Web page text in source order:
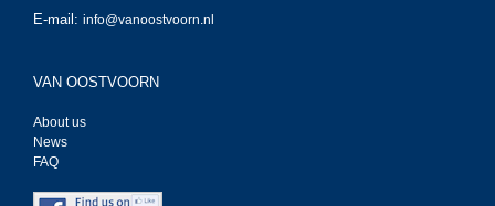
E-mail: info@vanoostvoorn.nl
VAN OOSTVOORN
About us
News
FAQ